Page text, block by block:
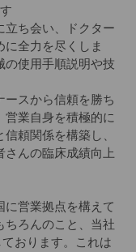
立ち会い、ドクター
全力を尽くしま
の使用手順説明や技
ースから信頼を勝ち
営業自身を積極的に
頼関係を構築し、
さんの臨床成績向上
に営業拠点を構えて
ちろんのこと、当社
おります。これは